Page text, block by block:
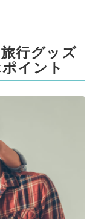
行グッズ
イント